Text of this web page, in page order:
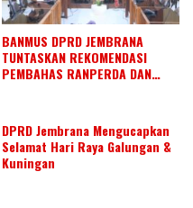
BANMUS DPRD JEMBRANA
TUNTASKAN REKOMENDASI
PEMBAHAS RANPERDA DAN
DPRD Jembrana Mengucapkan
Selamat Hari Raya Galungan &
Kuningan